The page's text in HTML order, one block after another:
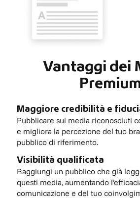
Vantaggi dei
Maggiore credibilità e
Pubblicare sui media riconosciuti
e migliora la percezione del tuo
pubblico di riferimento.
Visibilità qualificata
Raggiungi un pubblico che già
questi media, aumentando
comunicazione e del tuo